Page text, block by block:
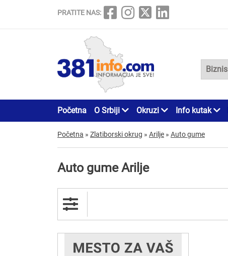
PRATITE NAS:
Početna O Srbiji Okruzi Info kutak
Početna » Zlatiborski okrug » Arilje » Auto gume
Auto gume Arilje